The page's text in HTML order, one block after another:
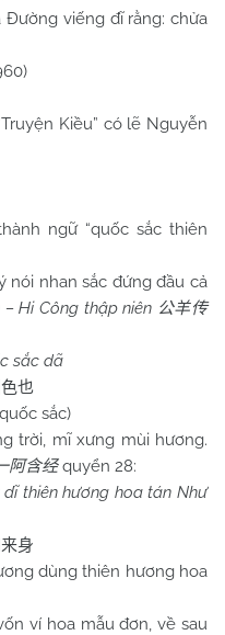
viếng đĩ rằng: chửa
Kiều” có lẽ Nguyễn
ngữ “quốc sắc thiên
nói nhan sắc đứng đầu cả
Hi Công thập niên 公羊传
sắc dã
色也
sắc)
trời, mĩ xưng mùi hương.
阿含经quyển 28:
thiên hương hoa tán Như
身
dùng thiên hương hoa
ví hoa mẫu đơn, về sau